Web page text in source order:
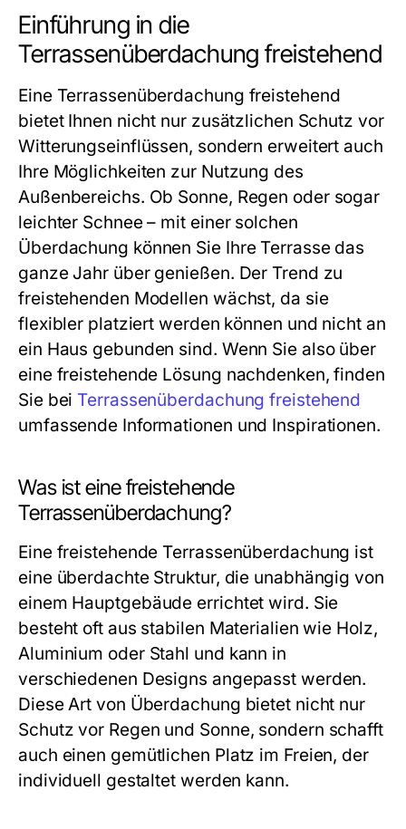
Einführung in die
Terrassenüberdachung freistehend
Eine Terrassenüberdachung freistehend
bietet Ihnen nicht nur zusätzlichen Schutz vor
Witterungseinflüssen, sondern erweitert auch
Ihre Möglichkeiten zur Nutzung des
Außenbereichs. Ob Sonne, Regen oder sogar
leichter Schnee – mit einer solchen
Überdachung können Sie Ihre Terrasse das
ganze Jahr über genießen. Der Trend zu
freistehenden Modellen wächst, da sie
flexibler platziert werden können und nicht an
ein Haus gebunden sind. Wenn Sie also über
eine freistehende Lösung nachdenken, finden
Sie bei Terrassenüberdachung freistehend
umfassende Informationen und Inspirationen.
Was ist eine freistehende
Terrassenüberdachung?
Eine freistehende Terrassenüberdachung ist
eine überdachte Struktur, die unabhängig von
einem Hauptgebäude errichtet wird. Sie
besteht oft aus stabilen Materialien wie Holz,
Aluminium oder Stahl und kann in
verschiedenen Designs angepasst werden.
Diese Art von Überdachung bietet nicht nur
Schutz vor Regen und Sonne, sondern schafft
auch einen gemütlichen Platz im Freien, der
individuell gestaltet werden kann.